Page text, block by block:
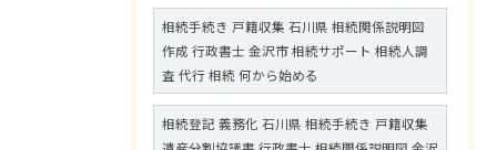
相続手続き 戸籍収集 石川県 相続関係説明図
作成 行政書士 金沢市 相続サポート 相続人調
査 代行 相続 何から始める
相続登記 義務化 石川県 相続手続き 戸籍収集